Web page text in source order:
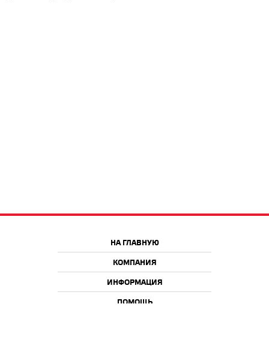
НА ГЛАВНУЮ
КОМПАНИЯ
ИНФОРМАЦИЯ
ПОМОЩЬ